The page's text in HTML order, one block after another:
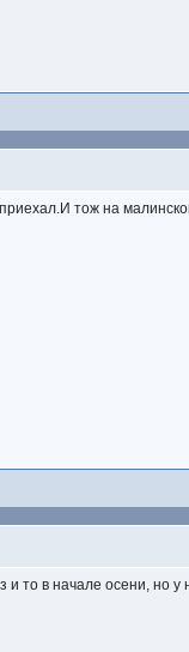
тож на
то в начале осени, но